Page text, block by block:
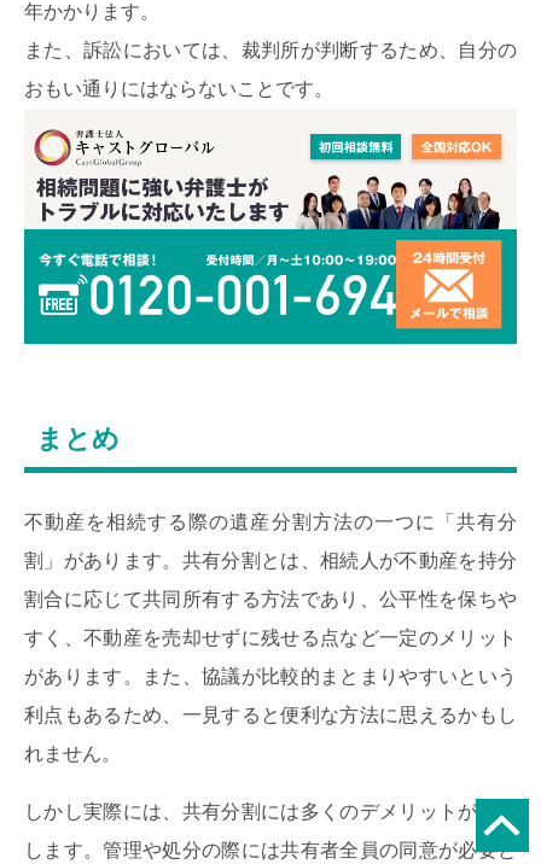
年かかります。
また、訴訟においては、裁判所が判断するため、自分の
おもい通りにはならないことです。
まとめ
不動産を相続する際の遺産分割方法の一つに「共有分
割」があります。共有分割とは、相続人が不動産を持分
割合に応じて共同所有する方法であり、公平性を保ちや
すく、不動産を売却せずに残せる点など一定のメリット
があります。また、協議が比較的まとまりやすいという
利点もあるため、一見すると便利な方法に思えるかもし
れません。
しかし実際には、共有分割には多くのデメリットが存在
します。管理や処分の際には共有者全員の同意が必要と